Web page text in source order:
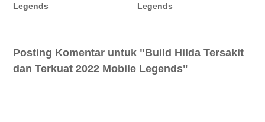
Legends
Legends
Posting Komentar untuk "Build Hilda Tersakit
dan Terkuat 2022 Mobile Legends"